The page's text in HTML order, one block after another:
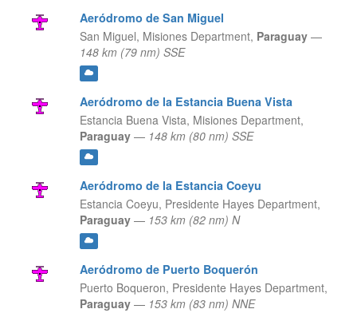
Aeródromo de San Miguel
San Miguel, Misiones Department, Paraguay —
148 km (79 nm) SSE
Aeródromo de la Estancia Buena Vista
Estancia Buena Vista, Misiones Department,
Paraguay — 148 km (80 nm) SSE
Aeródromo de la Estancia Coeyu
Estancia Coeyu, Presidente Hayes Department,
Paraguay — 153 km (82 nm) N
Aeródromo de Puerto Boquerón
Puerto Boqueron, Presidente Hayes Department,
Paraguay — 153 km (83 nm) NNE